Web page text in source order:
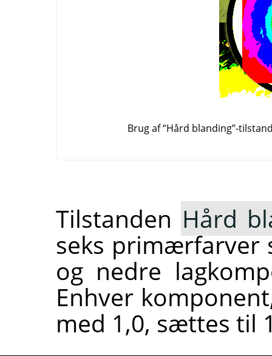
Brug af“Hård blanding”-
Tilstanden Hård
seks primærfarver
og nedre
Enhver
med 1,0, sættes til